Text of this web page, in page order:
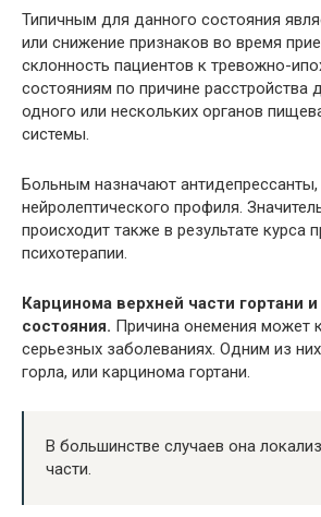
Типичным для данного состояния
или снижение признаков во время
склонность пациентов к тревожно-
состояниям по причине расстройства
одного или нескольких органов
системы.
Больным назначают антидепрессанты,
нейролептического профиля.
происходит также в результате курса
психотерапии.
Карцинома верхней части гортани
состояния. Причина онемения может
серьезных заболеваниях. Одним из
горла, или карцинома гортани.
В большинстве случаев она
части.